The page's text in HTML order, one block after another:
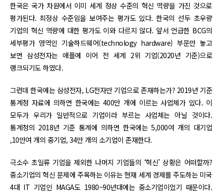
한국은 국가 차원에서 이미 세계 정상 수준의 혁신 역량을 가진 것으로
평가된다. 최정상 수준임을 보여주는 평가도 있다. 한국의 선두 초우량
기업의 혁신 역량에 대한 평가도 이와 다르지 않다. 앞서 언급한 BCG의
세부평가 영역인 기술하드웨어(technology hardware) 부문만 놓고
보면 삼성전자는 애플에 이어 전 세계 2위 기업(2020년 기준)으로
랭크되기도 하였다.
그런데 한국에는 삼성전자, LG전자만 기업으로 존재하는가? 2019년 기준
통계청 자료에 의하면 한국에는 400만 개에 이르는 사업체가 있다. 이
모두가 우리가 일반적으로 기업이라 부르는 사업체는 아닐 것이다.
통계청의 2018년 기준 통계에 의하면 한국에는 5,000여 개의 대기업
,10만여 개의 중기업, 34만 개의 소기업이 존재한다.
극소수 초일류 기업을 제외한 나머지 기업들의 ‘혁신’ 상황은 어떠할까?
중소기업의 혁신 문제에 주목하는 이유는 현재 세계 경제를 주도하는 미국
4대 IT 기업인 MAGA도 1980~90년대에는 중소기업이었기 때문이다.